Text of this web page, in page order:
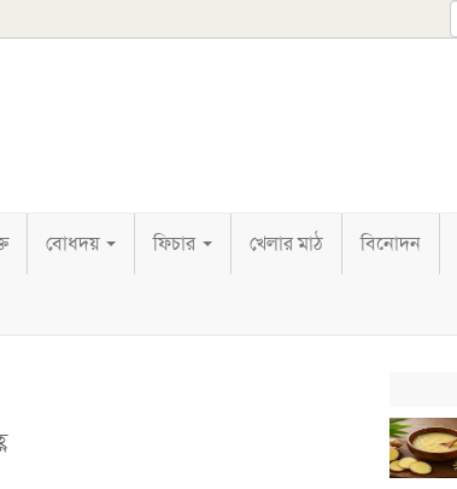
বোধদয় ফিচার খেলার মাঠ বিনোদন